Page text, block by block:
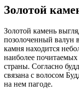
Золотой
Золотой камень
позолоченный валун
камня находится
наиболее
страны. Согласно
связана с волосом
на нем пагоде.